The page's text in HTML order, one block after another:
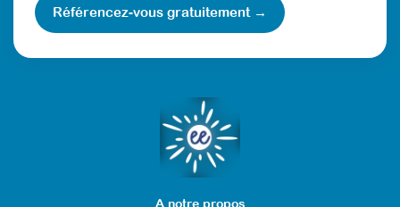
Référencez-vous gratuitement →
A notre propos